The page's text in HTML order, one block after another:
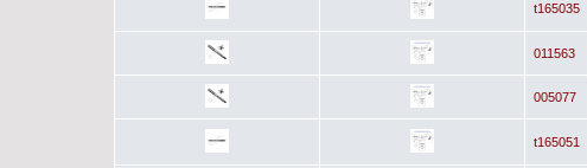
t165035
011563
005077
t165051